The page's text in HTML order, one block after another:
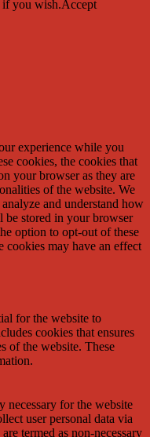
if you wish.Accept
experience while you
cookies, the cookies that
your browser as they are
of the website. We
and understand how
be stored in your browser
option to opt-out of these
cookies may have an effect
for the website to
cookies that ensures
of the website. These
necessary for the website
user personal data via
termed as non-necessary